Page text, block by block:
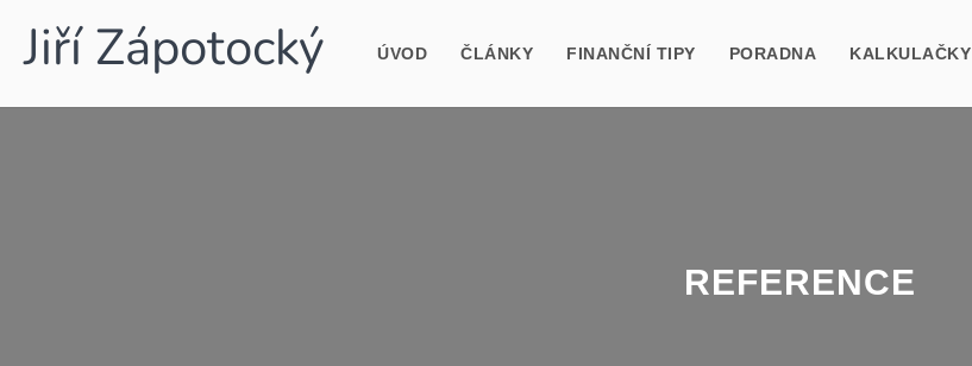
Jiří Zápotocký ÚVOD ČLÁNKY FINANČNÍ TIPY PORADNA KALKULAČKY
REFERENCE